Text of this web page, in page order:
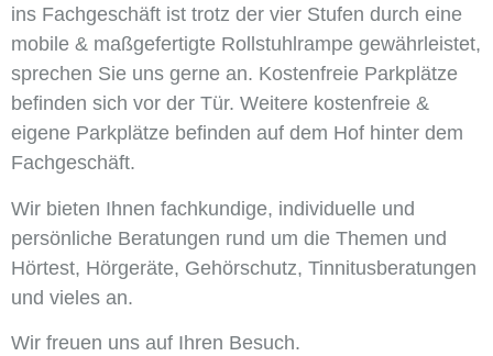
ins Fachgeschäft ist trotz der vier Stufen durch eine
mobile & maßgefertigte Rollstuhlrampe gewährleistet,
sprechen Sie uns gerne an. Kostenfreie Parkplätze
befinden sich vor der Tür. Weitere kostenfreie &
eigene Parkplätze befinden auf dem Hof hinter dem
Fachgeschäft.
Wir bieten Ihnen fachkundige, individuelle und
persönliche Beratungen rund um die Themen und
Hörtest, Hörgeräte, Gehörschutz, Tinnitusberatungen
und vieles an.
Wir freuen uns auf Ihren Besuch.